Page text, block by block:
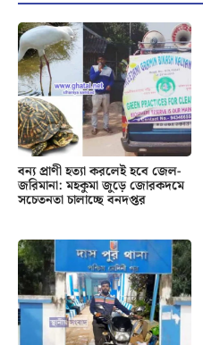
বন্য প্রাণী হত্যা করলেই হবে জেল-
জরিমানা: মহকুমা জুড়ে জোরকদমে
সচেতনতা চালাচ্ছে বনদপ্তর